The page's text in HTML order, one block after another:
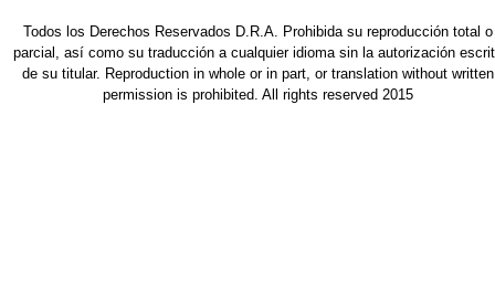
Todos los Derechos Reservados D.R.A. Prohibida su reproducción total o
parcial, así como su traducción a cualquier idioma sin la autorización
de su titular. Reproduction in whole or in part, or translation without written
permission is prohibited. All rights reserved 2015